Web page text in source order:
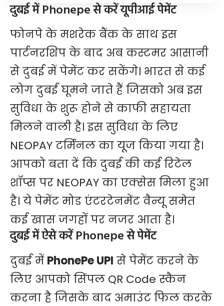
दुबई में Phonepe से करें यूपीआई पेमेंट
फोनपे के मशरेक बैंक के साथ इस
पार्टनरशिप के बाद अब कस्टमर आसानी
से दुबई में पेमेंट कर सकेंगे। भारत से कई
लोग दुबई घूमने जाते हैं जिसको अब इस
सुविधा के शुरू होने से काफी सहायता
मिलने वाली है। इस सुविधा के लिए
NEOPAY टर्मिनल का यूज किया गया है।
आपको बता दें कि दुबई की कई रिटेल
शॉप्स पर NEOPAY का एक्सेस मिला हुआ
है। ये पेमेंट मोड एंटरटेनमेंट वैन्यू समेत
कई खास जगहों पर नजर आता है।
दुबई में ऐसे करें Phonepe से पेमेंट
दुबई में PhonePe UPI से पेमेंट करने के
लिए आपको सिंपल QR Code स्कैन
करना है जिसके बाद अमाउंट फिल करके